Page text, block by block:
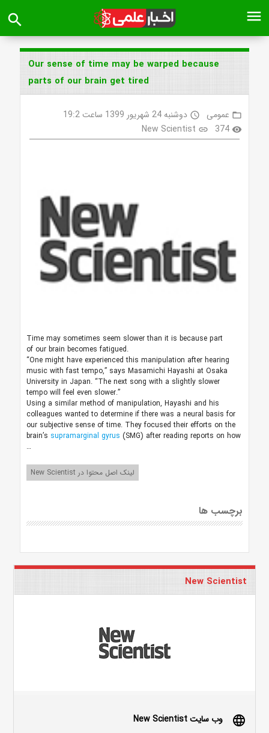
menu
search
Our sense of time may be warped because
parts of our brain get tired
folder_open عمومی access_time دوشنبه 24 شهریور 1399 ساعت 19:2
visibility
374
link
New Scientist
Time may sometimes seem slower than it is because part
of our brain becomes fatigued.
“One might have experienced this manipulation after hearing
music with fast tempo,” says Masamichi Hayashi at Osaka
University in Japan. “The next song with a slightly slower
tempo will feel even slower.”
Using a similar method of manipulation, Hayashi and his
colleagues wanted to determine if there was a neural basis for
our subjective sense of time. They focused their efforts on the
brain’s supramarginal gyrus (SMG) after reading reports on how
…
لینک اصل محتوا در New Scientist
برچسب ها
New Scientist
language وب سایت New Scientist